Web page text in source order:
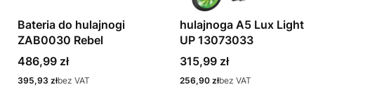
Bateria do hulajnogi
ZAB0030 Rebel
Cena
486,99 zł
Cena
395,93 złbez VAT
hulajnoga A5 Lux Light
UP 13073033
Cena
315,99 zł
Cena
256,90 złbez VAT